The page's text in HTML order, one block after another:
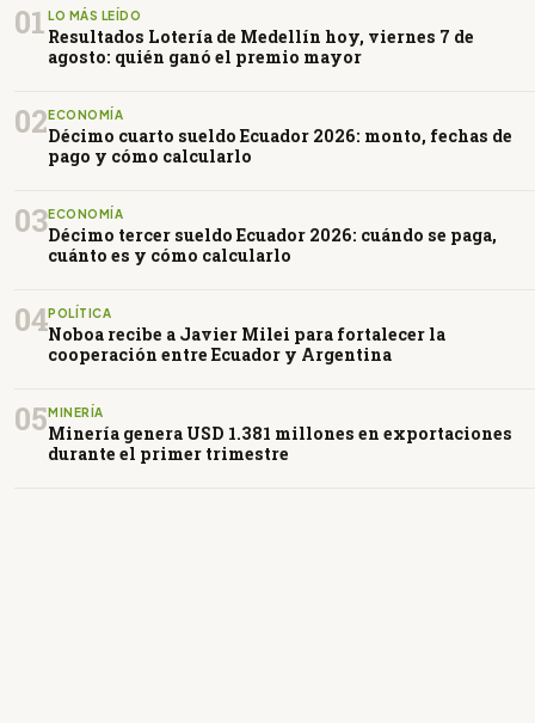
01 LO MÁS LEÍDO
Resultados Lotería de Medellín hoy, viernes 7 de
agosto: quién ganó el premio mayor
02 ECONOMÍA
Décimo cuarto sueldo Ecuador 2026: monto, fechas de
pago y cómo calcularlo
03ECONOMÍA
Décimo tercer sueldo Ecuador 2026: cuándo se paga,
cuánto es y cómo calcularlo
04POLÍTICA
Noboa recibe a Javier Milei para fortalecer la
cooperación entre Ecuador y Argentina
05 MINERÍA
Minería genera USD 1.381 millones en exportaciones
durante el primer trimestre